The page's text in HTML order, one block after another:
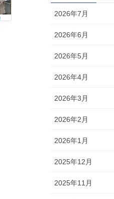
2026年7月
2026年6月
2026年5月
2026年4月
2026年3月
2026年2月
2026年1月
2025年12月
2025年11月